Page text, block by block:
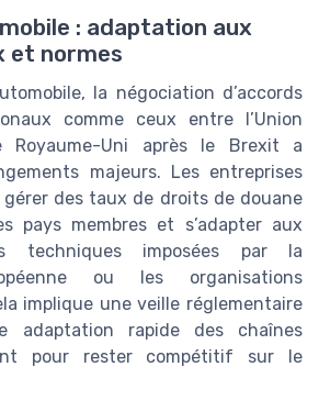
: adaptation aux
et normes
la négociation d’accords
comme ceux entre l’Union
Royaume-Uni après le Brexit a
majeurs. Les entreprises
des taux de droits de douane
pays membres et s’adapter aux
techniques imposées par la
ou les organisations
implique une veille réglementaire
adaptation rapide des chaînes
pour rester compétitif sur le